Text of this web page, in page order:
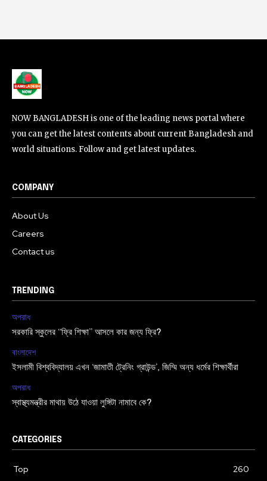
NOW BANGLADESH is one of the leading news portal where
you can get the latest contents about current Bangladesh and
world situations. Follow and get latest updates.
COMPANY
About Us
Careers
Contact us
TRENDING
অপরাধ
সরকারি স্কুলের “ফ্রি শিক্ষা” আসলে কার জন্য ফ্রি?
বাংলাদেশ
ইসলামী বিশ্ববিদ্যালয় এখন ‘জামাতী ট্রেনিং গ্রাউন্ড’, জিম্মি অন্য ধর্মের শিক্ষার্থীরা
অপরাধ
স্বাস্থ্যমন্ত্রীর মাথায় উঠে যাওয়া লুঙ্গিটা নামাবে কে?
CATEGORIES
Top 260